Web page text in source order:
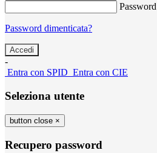
Password
Password dimenticata?
-
Entra con SPID Entra con CIE
Seleziona utente
button close ×
Recupero password